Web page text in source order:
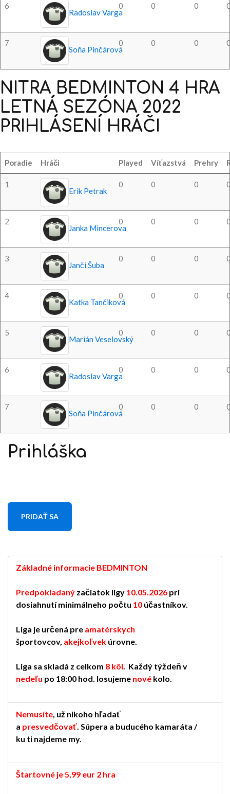
6
Radoslav Varga
0 0 0
7
Soňa Pinčárová
0 0 0
NITRA BEDMINTON 4 HRA
LETNÁ SEZÓNA 2022
PRIHLÁSENÍ HRÁČI
Poradie Hráči Played Víťazstvá Prehry
1
Erik Petrak
0 0 0
2
Janka Mincerova
0 0 0
3
Janči Šuba
0 0 0
4
Katka Tančiková
0 0 0
5
Marián Veselovský
0 0 0
6
Radoslav Varga
0 0 0
7
Soňa Pinčárová
0 0 0
Prihláška
PRIDAŤ SA
Základné informacie BEDMINTON
Predpokladaný začiatok ligy 10.05.2026 pri
dosiahnutí minimálneho počtu 10 účastníkov.
Liga je určená pre amatérskych
športovcov, akejkoľvek úrovne.
Liga sa skladá z celkom 8 kôl. Každý týždeň v
nedeľu po 18:00 hod. losujeme nové kolo.
Nemusíte, už nikoho hľadať
a presvedčovať. Súpera a buducého kamaráta /
ku ti najdeme my.
Štartovné je 5,99 eur 2 hra